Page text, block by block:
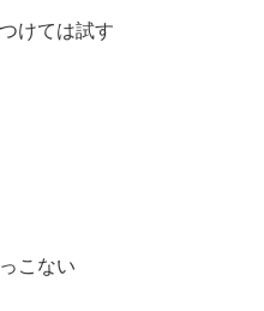
けては試す
こない